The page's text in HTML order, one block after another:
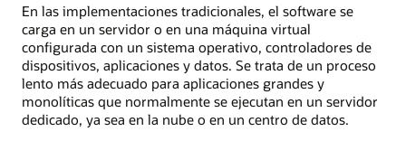
En las implementaciones tradicionales, el software se
carga en un servidor o en una máquina virtual
configurada con un sistema operativo, controladores de
dispositivos, aplicaciones y datos. Se trata de un proceso
lento más adecuado para aplicaciones grandes y
monolíticas que normalmente se ejecutan en un servidor
dedicado, ya sea en la nube o en un centro de datos.